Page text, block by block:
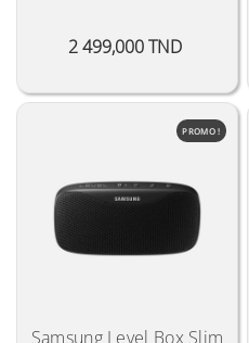
2 499,000 TND
PROMO !
Samsung Level Box Slim